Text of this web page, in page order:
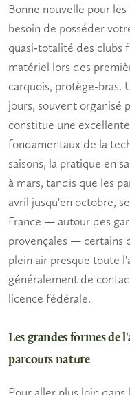
Bonne nouvelle pour
besoin de posséder
quasi-totalité des clubs
matériel lors des
carquois, protège-bras.
jours, souvent organisé
constitue une
fondamentaux de la
saisons, la pratique en
à mars, tandis que les
avril jusqu'en octobre,
France — autour des
provençales — certains
plein air presque toute
généralement de
licence fédérale.
Les grandes formes de
parcours nature